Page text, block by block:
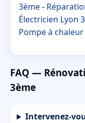
3ème-
Électricien Lyon
Pompe à
FAQ —
3ème
Intervenez-